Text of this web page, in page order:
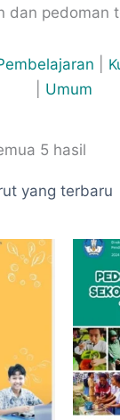
dan pedoman
Umum
5 hasil